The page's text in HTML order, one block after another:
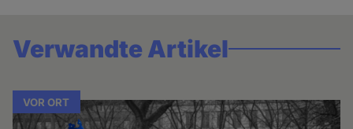
Verwandte Artikel
VOR ORT